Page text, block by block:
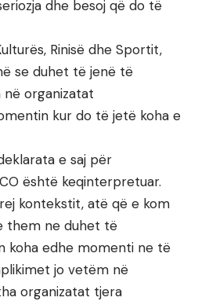
dhe besoj që do të
Rinisë dhe Sportit,
se duhet të jenë të
organizatat
kur do të jetë koha e
e saj për
është keqinterpretuar.
kontekstit, atë që e kom
them ne duhet të
koha edhe momenti ne të
jo vetëm në
organizatat tjera